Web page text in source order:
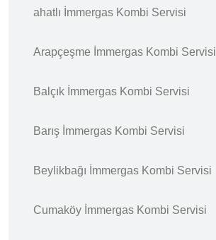
ahatlı İmmergas Kombi Servisi
Arapçeşme İmmergas Kombi Servisi
Balçık İmmergas Kombi Servisi
Barış İmmergas Kombi Servisi
Beylikbağı İmmergas Kombi Servisi
Cumaköy İmmergas Kombi Servisi